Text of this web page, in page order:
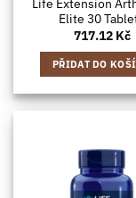
Life Extension
Elite 30
717.12 Kč
PŘIDAT DO